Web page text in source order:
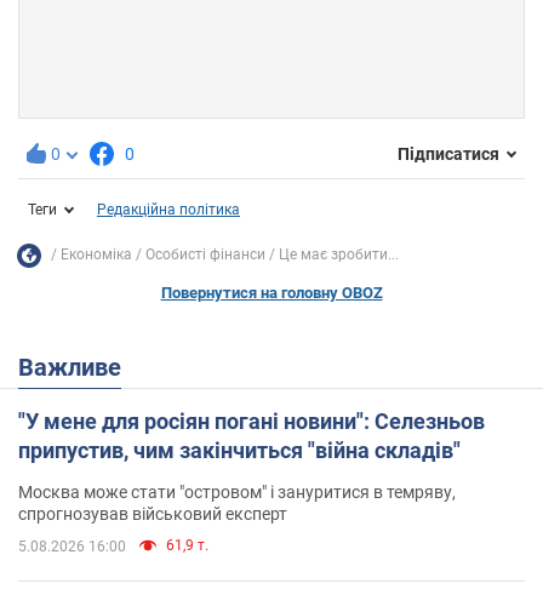
0 0 Підписатися
Теги Редакційна політика
Економіка Особисті фінанси Це має зробити...
Повернутися на головну OBOZ
Важливе
"У мене для росіян погані новини": Селезньов
припустив, чим закінчиться "війна складів"
Москва може стати "островом" і зануритися в темряву,
спрогнозував військовий експерт
5.08.2026 16:00 61,9 т.